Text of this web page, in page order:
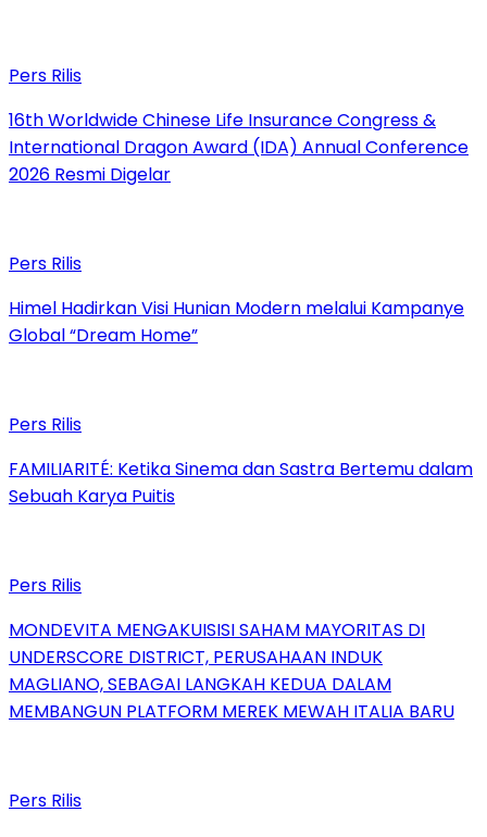
Pers Rilis
16th Worldwide Chinese Life Insurance Congress &
International Dragon Award (IDA) Annual Conference
2026 Resmi Digelar
Pers Rilis
Himel Hadirkan Visi Hunian Modern melalui Kampanye
Global “Dream Home”
Pers Rilis
FAMILIARITÉ: Ketika Sinema dan Sastra Bertemu dalam
Sebuah Karya Puitis
Pers Rilis
MONDEVITA MENGAKUISISI SAHAM MAYORITAS DI
UNDERSCORE DISTRICT, PERUSAHAAN INDUK
MAGLIANO, SEBAGAI LANGKAH KEDUA DALAM
MEMBANGUN PLATFORM MEREK MEWAH ITALIA BARU
Pers Rilis